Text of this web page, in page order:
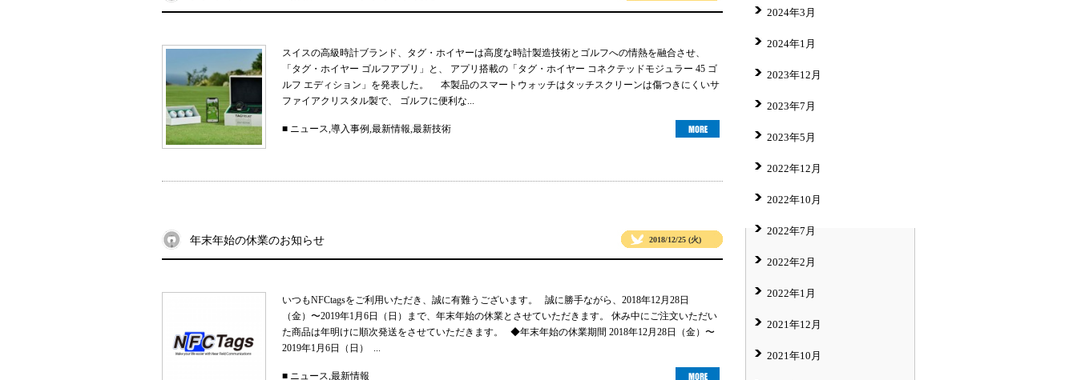
スイスの高級時計ブランド、タグ・ホイヤーは高度な時計製造技術とゴルフへの情熱を融合させ、
「タグ・ホイヤー ゴルフアプリ」と、 アプリ搭載の「タグ・ホイヤー コネクテッドモジュラー 45 ゴ
ルフ エディション」を発表した。 本製品のスマートウォッチはタッチスクリーンは傷つきにくいサ
ファイアクリスタル製で、 ゴルフに便利な...
■ ニュース,導入事例,最新情報,最新技術
年末年始の休業のお知らせ 2018/12/25 (火)
いつもNFCtagsをご利用いただき、誠に有難うございます。 誠に勝手ながら、2018年12月28日
（金）〜2019年1月6日（日）まで、年末年始の休業とさせていただきます。 休み中にご注文いただい
た商品は年明けに順次発送をさせていただきます。 ◆年末年始の休業期間 2018年12月28日（金）〜
2019年1月6日（日） ...
■ ニュース,最新情報
2024年3月
2024年1月
2023年12月
2023年7月
2023年5月
2022年12月
2022年10月
2022年7月
2022年2月
2022年1月
2021年12月
2021年10月